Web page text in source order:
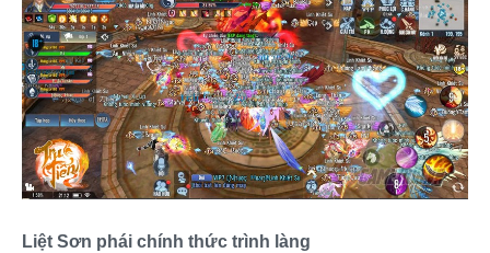
Liệt Sơn phái chính thức trình làng